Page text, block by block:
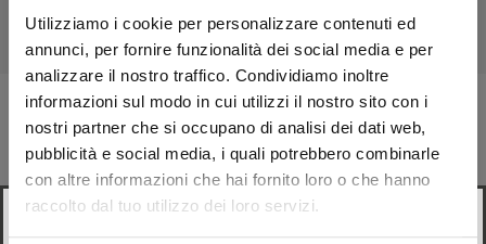
Utilizziamo i cookie per personalizzare contenuti ed
annunci, per fornire funzionalità dei social media e per
analizzare il nostro traffico. Condividiamo inoltre
informazioni sul modo in cui utilizzi il nostro sito con i
nostri partner che si occupano di analisi dei dati web,
pubblicità e social media, i quali potrebbero combinarle
con altre informazioni che hai fornito loro o che hanno
raccolto dal tuo utilizzo dei loro servizi.
Go to the article 1
Go to the article 2
Go to the article 3
Sign up for our newsletter
Get a10%discount on your next purchase!
Email